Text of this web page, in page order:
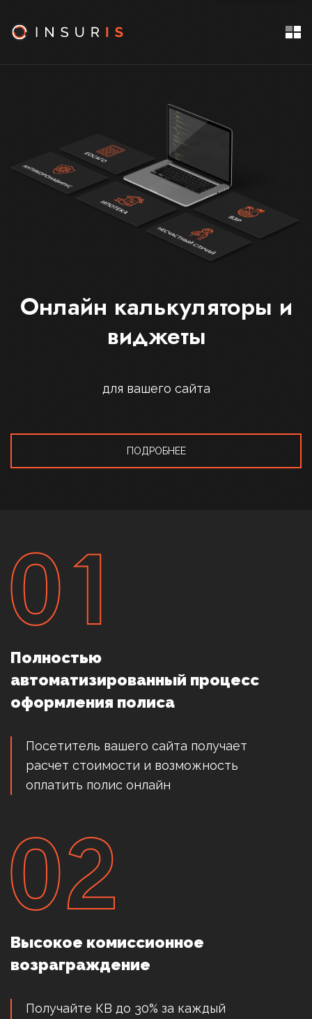
Онлайн калькуляторы и
виджеты
для вашего сайта
ПОДРОБНЕЕ
Полностью
автоматизированный процесс
оформления полиса
Посетитель вашего сайта получает
расчет стоимости и возможность
оплатить полис онлайн
Высокое комиссионное
возраграждение
Получайте КВ до 30% за каждый